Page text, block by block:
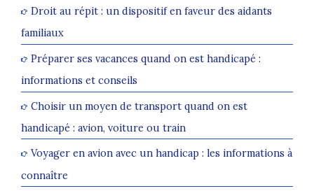
Droit au répit : un dispositif en faveur des aidants
familiaux
Préparer ses vacances quand on est handicapé :
informations et conseils
Choisir un moyen de transport quand on est
handicapé : avion, voiture ou train
Voyager en avion avec un handicap : les informations à
connaître